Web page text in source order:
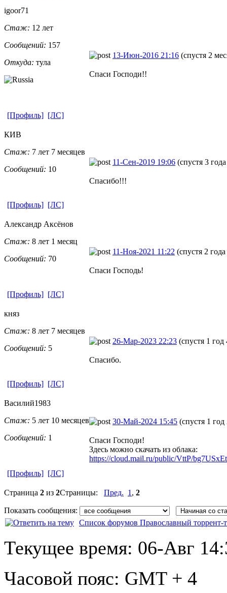
igoor71
Стаж: 12 лет
Сообщений: 157
Откуда: тула
13-Июн-2016 21:16 (спустя 2
Спаси Господи!!
[Профиль] [ЛС]
КИВ
Стаж: 7 лет 7 месяцев
Сообщений: 10
11-Сен-2019 19:06 (спустя 3
Спасибо!!!
[Профиль] [ЛС]
Александр Аксёнов
Стаж: 8 лет 1 месяц
Сообщений: 70
11-Ноя-2021 11:22 (спустя 2
Спаси Господь!
[Профиль] [ЛС]
княз
Стаж: 8 лет 7 месяцев
Сообщений: 5
26-Мар-2023 22:23 (спустя 1 год
Спасибо.
[Профиль] [ЛС]
Василий1983
Стаж: 5 лет 10 месяцев
Сообщений: 1
30-Май-2024 15:45 (спустя 1
Спаси Господи!
Здесь можно скачать из облака:
https://cloud.mail.ru/public/VttP/
[Профиль] [ЛС]
Страница 2 из 2Страницы: Пред. 1 , 2
Показать сообщения:
Список форумов Православный торрент-
Текущее время: 06-Авг
Часовой пояс: GMT + 4